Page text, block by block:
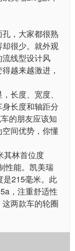
，大家都很熟
很少。就外观
线型设计风
越来越激进，
长度、宽度、
长度和轴距分
的朋友应该知
间优势，你懂
林首位度
性能。凯美瑞
是215毫米。此
，注重舒适性
两款车的轮圈